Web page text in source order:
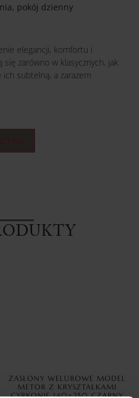
pokój dzienny
elegancji, komfortu i
zarówno w klasycznych, jak
subtelną, a zarazem
ZASŁONY WELUROWE MODEL
METOR Z KRYSZTAŁKAMI
CYRKONIE 140×250 CZARNY